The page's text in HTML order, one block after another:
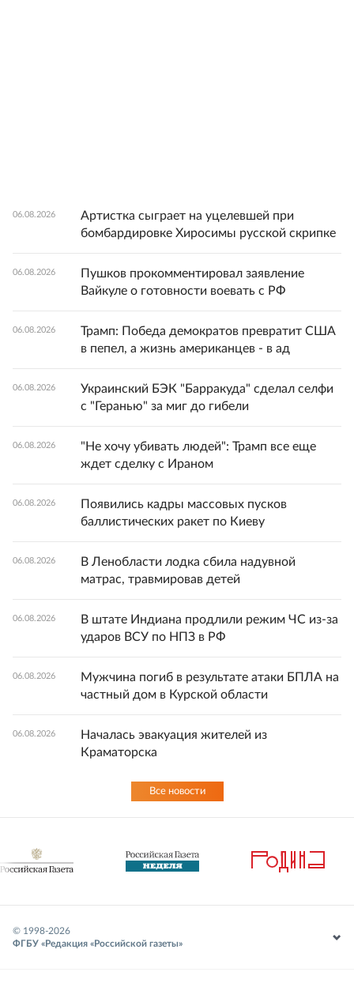
06.08.2026
Артистка сыграет на уцелевшей при
бомбардировке Хиросимы русской скрипке
06.08.2026
Пушков прокомментировал заявление
Вайкуле о готовности воевать с РФ
06.08.2026
Трамп: Победа демократов превратит США
в пепел, а жизнь американцев - в ад
06.08.2026
Украинский БЭК "Барракуда" сделал селфи
с "Геранью" за миг до гибели
06.08.2026
"Не хочу убивать людей": Трамп все еще
ждет сделку с Ираном
06.08.2026
Появились кадры массовых пусков
баллистических ракет по Киеву
06.08.2026
В Ленобласти лодка сбила надувной
матрас, травмировав детей
06.08.2026
В штате Индиана продлили режим ЧС из-за
ударов ВСУ по НПЗ в РФ
06.08.2026
Мужчина погиб в результате атаки БПЛА на
частный дом в Курской области
06.08.2026
Началась эвакуация жителей из
Краматорска
Все новости
© 1998-2026
ФГБУ «Редакция «Российской газеты»